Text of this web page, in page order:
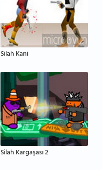
Silah Kani
Silah Kargaşası 2